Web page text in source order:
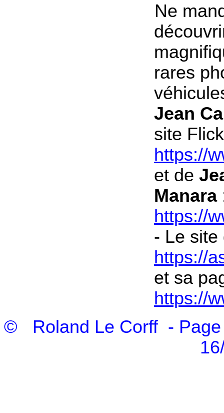
Ne
rares
Jean
site
https://
et de
Manara
https://
- Le site
https://
et sa
https://
© Roland Le Corff - Page